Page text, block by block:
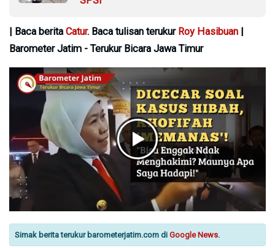
| Baca berita Catur. Baca tulisan terukur Roy Hasibuan |
Barometer Jatim - Terukur Bicara Jawa Timur
Simak berita terukur barometerjatim.com di Google News.